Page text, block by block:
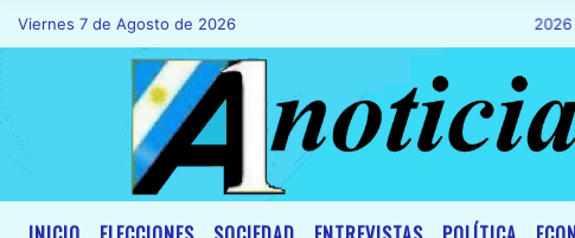
Viernes 7 de Agosto de 2026Hoy es Viernes 7 de Agosto de 2026 y son